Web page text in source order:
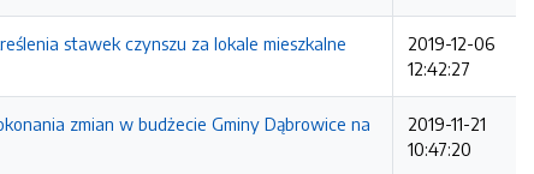
stawek czynszu za lokale mieszkalne
2019-12-06
12:42:27
zmian w budżecie Gminy Dąbrowice na
2019-11-21
10:47:20